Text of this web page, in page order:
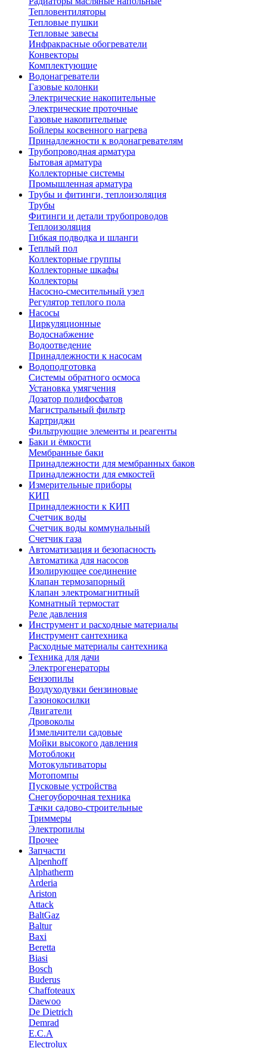
Тепловентиляторы
Тепловые пушки
Тепловые завесы
Инфракрасные обогреватели
Конвекторы
Комплектующие
Водонагреватели
Газовые колонки
Электрические накопительные
Электрические проточные
Газовые накопительные
Бойлеры косвенного нагрева
Принадлежности к водонагревателям
Трубопроводная арматура
Бытовая арматура
Коллекторные системы
Промышленная арматура
Трубы и фитинги, теплоизоляция
Трубы
Фитинги и детали трубопроводов
Теплоизоляция
Гибкая подводка и шланги
Теплый пол
Коллекторные группы
Коллекторные шкафы
Коллекторы
Насосно-смесительный узел
Регулятор теплого пола
Насосы
Циркуляционные
Водоснабжение
Водоотведение
Принадлежности к насосам
Водоподготовка
Системы обратного осмоса
Установка умягчения
Дозатор полифосфатов
Магистральный фильтр
Картриджи
Фильтрующие элементы и реагенты
Баки и ёмкости
Мембранные баки
Принадлежности для мембранных баков
Принадлежности для емкостей
Измерительные приборы
КИП
Принадлежности к КИП
Счетчик воды
Счетчик воды коммунальный
Счетчик газа
Автоматизация и безопасность
Автоматика для насосов
Изолирующее соединение
Клапан термозапорный
Клапан электромагнитный
Комнатный термостат
Реле давления
Инструмент и расходные материалы
Инструмент сантехника
Расходные материалы сантехника
Техника для дачи
Электрогенераторы
Бензопилы
Воздуходувки бензиновые
Газонокосилки
Двигатели
Дровоколы
Измельчители садовые
Мойки высокого давления
Мотоблоки
Мотокультиваторы
Мотопомпы
Пусковые устройства
Снегоуборочная техника
Тачки садово-строительные
Триммеры
Электропилы
Прочее
Запчасти
Alpenhoff
Alphatherm
Arderia
Ariston
Attack
BaltGaz
Baltur
Baxi
Beretta
Biasi
Bosch
Buderus
Chaffoteaux
Daewoo
De Dietrich
Demrad
E.C.A
Electrolux